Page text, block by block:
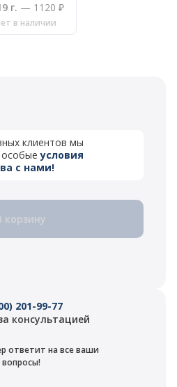
г. — 1120 ₽
в наличии
клиентов мы
особыеусловия
с нами!
корзину
201-99-77
консультацией
ответит на все ваши
вопросы!